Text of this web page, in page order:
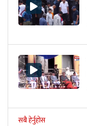
सबै हेर्नुहोस